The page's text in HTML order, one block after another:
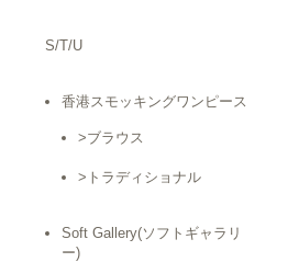
S/T/U
香港スモッキングワンピース
>ブラウス
>トラディショナル
Soft Gallery(ソフトギャラリ
ー)